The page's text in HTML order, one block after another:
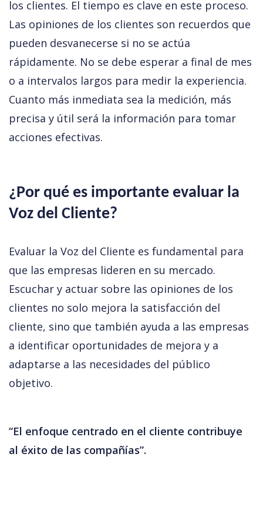
los clientes. El tiempo es clave en este proceso.
Las opiniones de los clientes son recuerdos que
pueden desvanecerse si no se actúa
rápidamente. No se debe esperar a final de mes
o a intervalos largos para medir la experiencia.
Cuanto más inmediata sea la medición, más
precisa y útil será la información para tomar
acciones efectivas.
¿Por qué es importante evaluar la
Voz del Cliente?
Evaluar la Voz del Cliente es fundamental para
que las empresas lideren en su mercado.
Escuchar y actuar sobre las opiniones de los
clientes no solo mejora la satisfacción del
cliente, sino que también ayuda a las empresas
a identificar oportunidades de mejora y a
adaptarse a las necesidades del público
objetivo.
“El enfoque centrado en el cliente contribuye
al éxito de las compañías”.